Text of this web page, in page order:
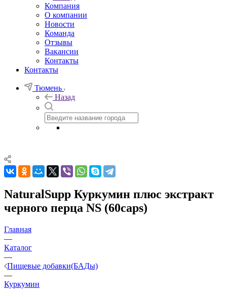
Компания
О компании
Новости
Команда
Отзывы
Вакансии
Контакты
Контакты
Тюмень
Назад
NaturalSupp Куркумин плюс экстракт
черного перца NS (60caps)
Главная
—
Каталог
—
Пищевые добавки(БАДы)
—
Куркумин